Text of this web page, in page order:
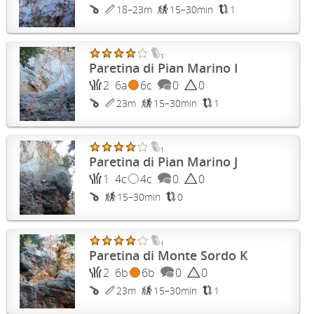
18–23m 15–30min 1
1
Paretina di Pian Marino I
2 6a 6c 0 0
23m 15–30min 1
1
Paretina di Pian Marino J
1 4c 4c 0 0
15–30min 0
1
Paretina di Monte Sordo K
2 6b 6b 0 0
23m 15–30min 1